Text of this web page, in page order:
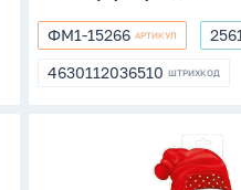
ФМ1-
15266
ФМ1-15266 АРТИКУЛ
4630112036510
4630112036510 ШТРИХКОД